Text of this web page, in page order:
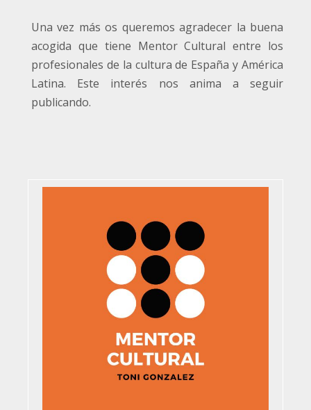
Una vez más os queremos agradecer la buena
acogida que tiene Mentor Cultural entre los
profesionales de la cultura de España y América
Latina. Este interés nos anima a seguir
publicando.